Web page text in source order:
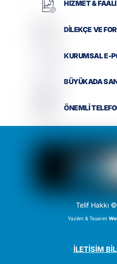
HİZMET &
DİLEKÇE VE
KURUMSAL E-
BÜYÜKADA
ÖNEMLİ
Telif Hakkı
Yazılım & Tasarım
İLETİŞİM